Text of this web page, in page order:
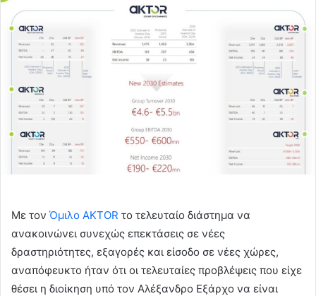
Με τον Όμιλο AKTOR το τελευταίο διάστημα να
ανακοινώνει συνεχώς επεκτάσεις σε νέες
δραστηριότητες, εξαγορές και είσοδο σε νέες χώρες,
αναπόφευκτο ήταν ότι οι τελευταίες προβλέψεις που είχε
θέσει η διοίκηση υπό τον Αλέξανδρο Εξάρχο να είναι